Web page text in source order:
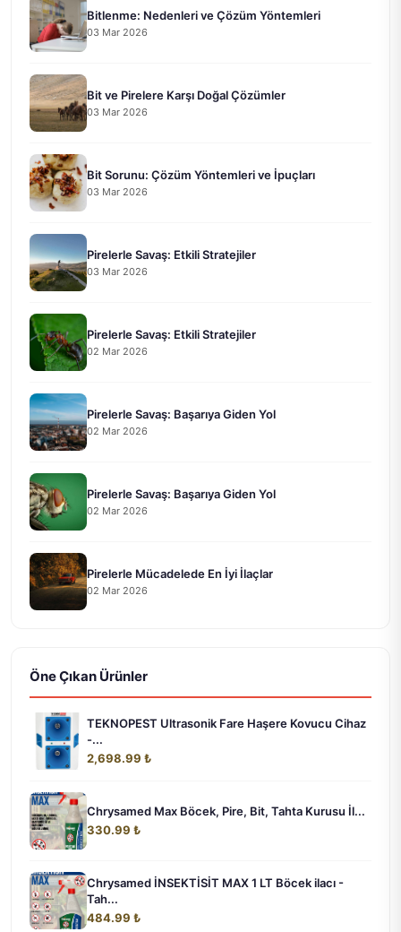
Bitlenme: Nedenleri ve Çözüm Yöntemleri
03 Mar 2026
Bit ve Pirelere Karşı Doğal Çözümler
03 Mar 2026
Bit Sorunu: Çözüm Yöntemleri ve İpuçları
03 Mar 2026
Pirelerle Savaş: Etkili Stratejiler
03 Mar 2026
Pirelerle Savaş: Etkili Stratejiler
02 Mar 2026
Pirelerle Savaş: Başarıya Giden Yol
02 Mar 2026
Pirelerle Savaş: Başarıya Giden Yol
02 Mar 2026
Pirelerle Mücadelede En İyi İlaçlar
02 Mar 2026
Öne Çıkan Ürünler
TEKNOPEST Ultrasonik Fare Haşere Kovucu Cihaz
-...
2,698.99 ₺
Chrysamed Max Böcek, Pire, Bit, Tahta Kurusu İl...
330.99 ₺
Chrysamed İNSEKTİSİT MAX 1 LT Böcek ilacı -
Tah...
484.99 ₺